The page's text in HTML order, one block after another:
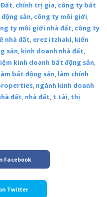
Đất, chính trị gia, công ty bất
sản, công ty môi giới,
ty môi giới nhà đất, công ty
nhà đất, erez itzhaki, kiến
sản, kinh doanh nhà đất,
kinh doanh bất động sản,
bất động sản, làm chính
, ngành kinh doanh
đất, nhà đất, t.tài, thị
Facebook
Twitter